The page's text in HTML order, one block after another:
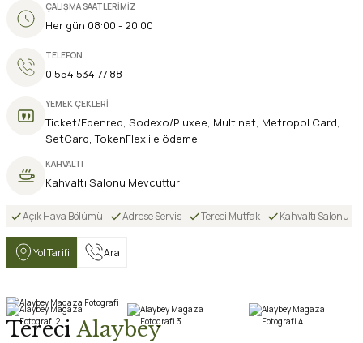
ÇALIŞMA SAATLERİMİZ
Her gün 08:00 - 20:00
TELEFON
0 554 534 77 88
YEMEK ÇEKLERİ
Ticket/Edenred, Sodexo/Pluxee, Multinet, Metropol Card,
SetCard, TokenFlex ile ödeme
KAHVALTI
Kahvaltı Salonu Mevcuttur
Açık Hava Bölümü Adrese Servis Tereci Mutfak Kahvaltı Salonu
Yol Tarifi Ara
TereciAlaybey